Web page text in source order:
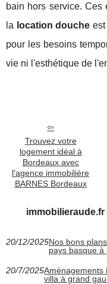
bain hors service. Ces
la location douche
pour les besoins
vie ni l'esthétique de
Trouvez votre
logement idéal à
Bordeaux avec
l'agence immobilière
BARNES Bordeaux
20/12/2025Nos bons
pays basque à
20/7/2025Aménagements
villa à grand